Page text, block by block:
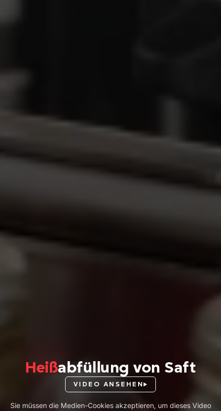
Heißabfüllung von Saft
VIDEO ANSEHEN
Sie müssen die Medien-Cookies akzeptieren, um dieses Video